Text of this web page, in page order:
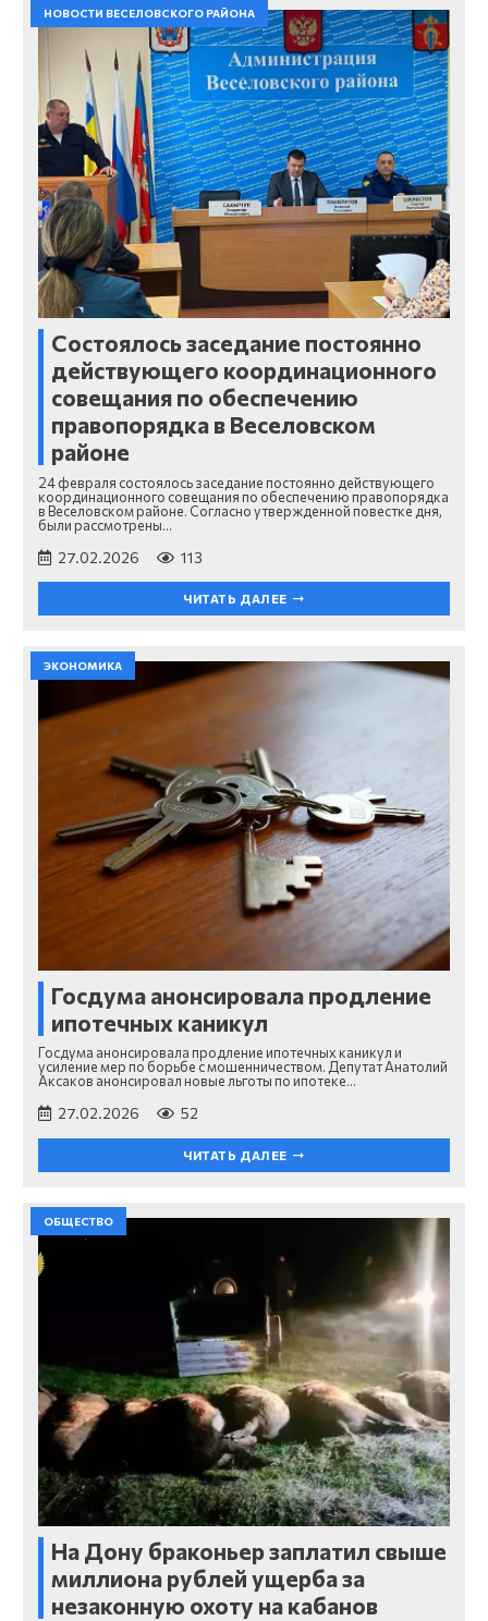
НОВОСТИ ВЕСЕЛОВСКОГО РАЙОНА
Состоялось заседание постоянно
действующего координационного
совещания по обеспечению
правопорядка в Веселовском
районе
24 февраля состоялось заседание постоянно действующего
координационного совещания по обеспечению правопорядка
в Веселовском районе. Согласно утвержденной повестке дня,
были рассмотрены…
27.02.2026 113
ЧИТАТЬ ДАЛЕЕ
ЭКОНОМИКА
Госдума анонсировала продление
ипотечных каникул
Госдума анонсировала продление ипотечных каникул и
усиление мер по борьбе с мошенничеством. Депутат Анатолий
Аксаков анонсировал новые льготы по ипотеке…
27.02.2026 52
ЧИТАТЬ ДАЛЕЕ
ОБЩЕСТВО
На Дону браконьер заплатил свыше
миллиона рублей ущерба за
незаконную охоту на кабанов